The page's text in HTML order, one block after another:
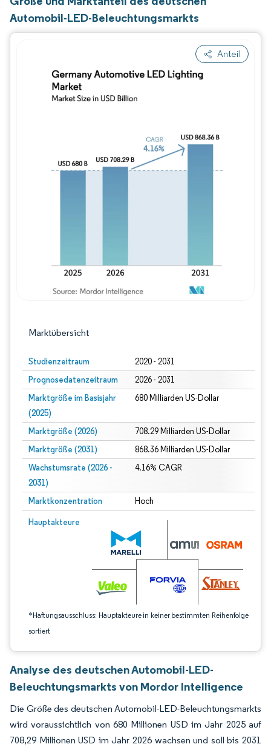
Automobil-LED-Beleuchtungsmarkts
Anteil
Marktübersicht
Studienzeitraum 2020 - 2031
Prognosedatenzeitraum 2026 - 2031
Marktgröße im Basisjahr
(2025)
680 Milliarden US-Dollar
Marktgröße (2026) 708.29 Milliarden US-Dollar
Marktgröße (2031) 868.36 Milliarden US-Dollar
Wachstumsrate (2026 -
2031)
4.16% CAGR
Marktkonzentration Hoch
Hauptakteure
*Haftungsausschluss: Hauptakteure in keiner bestimmten Reihenfolge
sortiert
Bild © Mordor Intelligence. Wiederverwendung erfordert Namensnennung
Analyse des deutschen Automobil-LED-
Beleuchtungsmarkts von Mordor Intelligence
Die Größe des deutschen Automobil-LED-Beleuchtungsmarkts
wird voraussichtlich von 680 Millionen USD im Jahr 2025 auf
708,29 Millionen USD im Jahr 2026 wachsen und soll bis 2031